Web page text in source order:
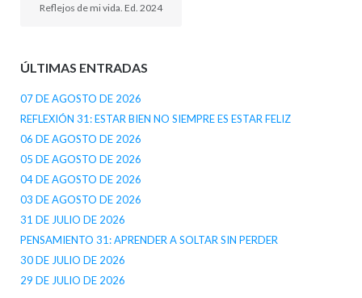
Reflejos de mi vida. Ed. 2024
ÚLTIMAS ENTRADAS
07 DE AGOSTO DE 2026
REFLEXIÓN 31: ESTAR BIEN NO SIEMPRE ES ESTAR FELIZ
06 DE AGOSTO DE 2026
05 DE AGOSTO DE 2026
04 DE AGOSTO DE 2026
03 DE AGOSTO DE 2026
31 DE JULIO DE 2026
PENSAMIENTO 31: APRENDER A SOLTAR SIN PERDER
30 DE JULIO DE 2026
29 DE JULIO DE 2026